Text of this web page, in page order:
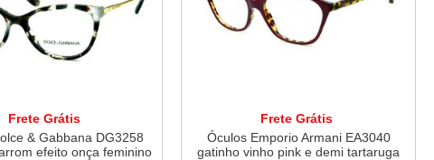
Frete Grátis
& Gabbana DG3258
efeito onça feminino
Frete Grátis
Óculos Emporio Armani EA3040
gatinho vinho pink e demi tartaruga